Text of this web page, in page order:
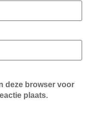
deze browser voor
plaats.